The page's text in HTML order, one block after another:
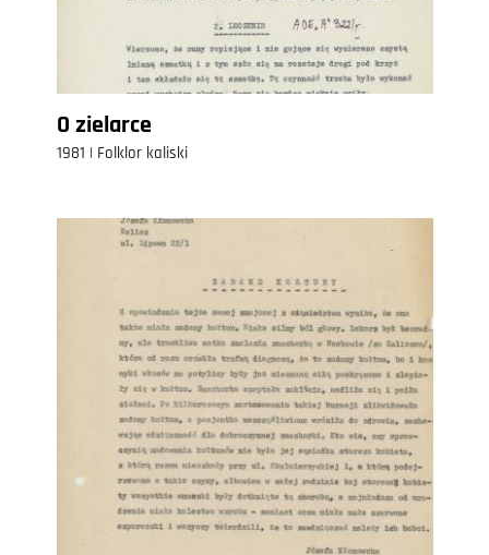
O zielarce
1981 | Folklor kaliski